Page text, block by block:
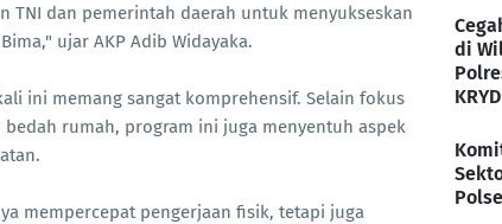
TNI dan pemerintah daerah untuk menyukseskan
ujar AKP Adib Widayaka.
ini memang sangat komprehensif. Selain fokus
rumah, program ini juga menyentuh aspek
mempercepat pengerjaan fisik, tetapi juga
di
KRYD